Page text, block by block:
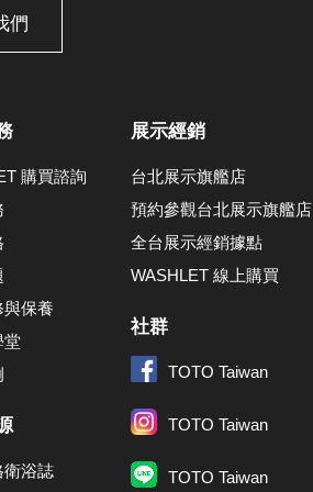
們
購買諮詢
保養
堂
衛浴誌
展示經銷
台北展示旗艦店
預約參觀台北展示旗艦店
全台展示經銷據點
WASHLET 線上購買
社群
TOTO Taiwan
TOTO Taiwan
TOTO Taiwan